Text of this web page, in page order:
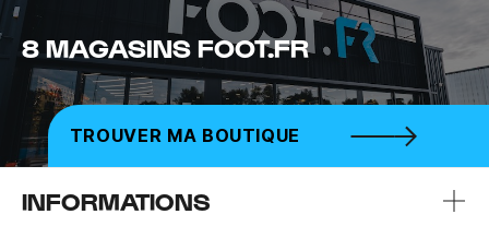
8 MAGASINS FOOT.FR
TROUVER MA BOUTIQUE
INFORMATIONS